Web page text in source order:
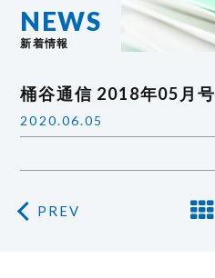
NEWS
新着情報
桶谷通信 2018年05月号
2020.06.05
PREV